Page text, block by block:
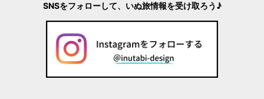
SNSをフォローして、いぬ旅情報を受け取ろう♪